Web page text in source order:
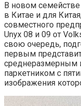
В новом
в Китае и для
совместного
Unyx 08 и 09 от
свою очередь,
первым
среднеразмерным
паркетником с
изображения